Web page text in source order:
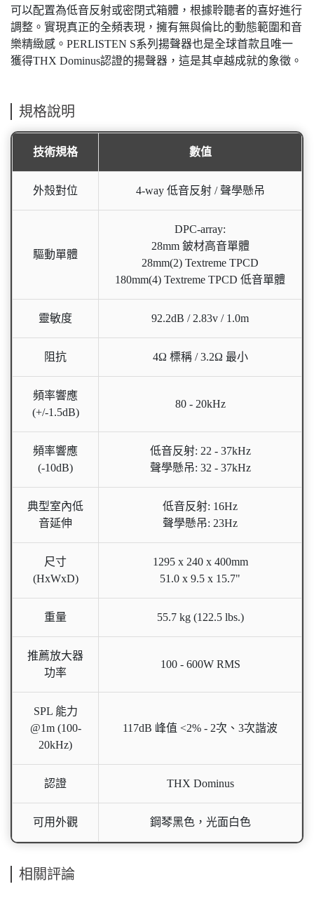
可以配置為低音反射或密閉式箱體，根據聆聽者的喜好進行
調整。實現真正的全頻表現，擁有無與倫比的動態範圍和音
樂精緻感。PERLISTEN S系列揚聲器也是全球首款且唯一
獲得THX Dominus認證的揚聲器，這是其卓越成就的象徵。
規格說明
技術規格 數值
外殼對位 4-way 低音反射 / 聲學懸吊
驅動單體
DPC-array:
28mm 鈹材高音單體
28mm(2) Textreme TPCD
180mm(4) Textreme TPCD 低音單體
靈敏度 92.2dB / 2.83v / 1.0m
阻抗 4Ω 標稱 / 3.2Ω 最小
頻率響應
(+/-1.5dB)
80 - 20kHz
頻率響應
(-10dB)
低音反射: 22 - 37kHz
聲學懸吊: 32 - 37kHz
典型室內低
音延伸
低音反射: 16Hz
聲學懸吊: 23Hz
尺寸
(HxWxD)
1295 x 240 x 400mm
51.0 x 9.5 x 15.7"
重量 55.7 kg (122.5 lbs.)
推薦放大器
功率
100 - 600W RMS
SPL 能力
@1m (100-
20kHz)
117dB 峰值 <2% - 2次、3次諧波
認證 THX Dominus
可用外觀 鋼琴黑色，光面白色
相關評論